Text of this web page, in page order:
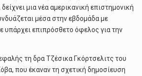
μια νέα αμερικανική επιστημονική
μέσα στην εβδομάδα με
υπάρχει επιπρόσθετο όφελος για την
τη δρα Τζέσικα Γκόρτσελιτς του
που έκαναν τη σχετική δημοσίευση